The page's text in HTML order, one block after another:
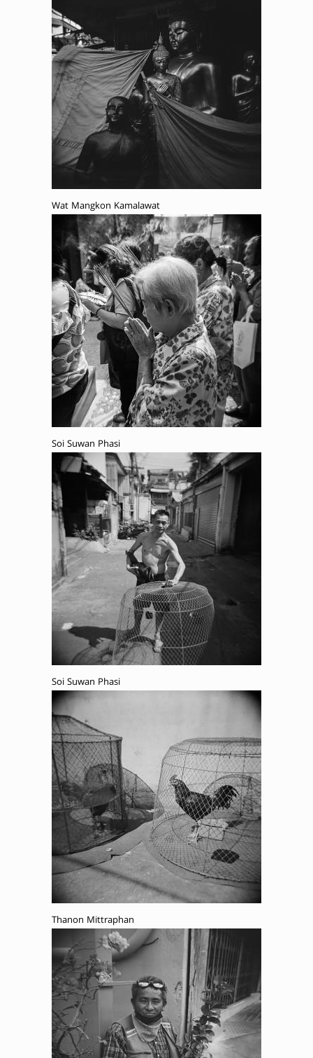
Wat Mangkon Kamalawat
Soi Suwan Phasi
Soi Suwan Phasi
Thanon Mittraphan